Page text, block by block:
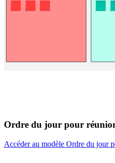
Ordre du jour pour
Accéder au modèle Ordre du jour